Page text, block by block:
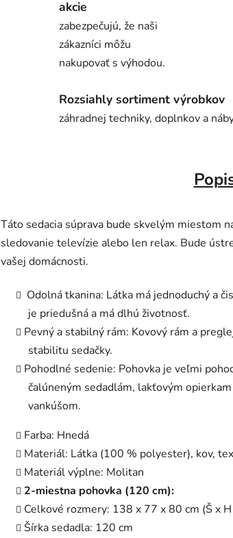
akcie
zabezpečujú, že naši
zákazníci môžu
nakupovať s výhodou.
Rozsiahly sortiment výrobkov
záhradnej techniky, doplnkov a
Táto sedacia súprava bude skvelým miestom
sledovanie televízie alebo len relax. Bude
vašej domácnosti.
Odolná tkanina: Látka má jednoduchý a
je priedušná a má dlhú životnosť.
Pevný a stabilný rám: Kovový rám a
stabilitu sedačky.
Pohodlné sedenie: Pohovka je veľmi
čalúneným sedadlám, lakťovým
vankúšom.
Farba: Hnedá
Materiál: Látka (100 % polyester), kov,
Materiál výplne: Molitan
2-miestna pohovka (120 cm):
Celkové rozmery: 138 x 77 x 80 cm (Š x
Šírka sedadla: 120 cm